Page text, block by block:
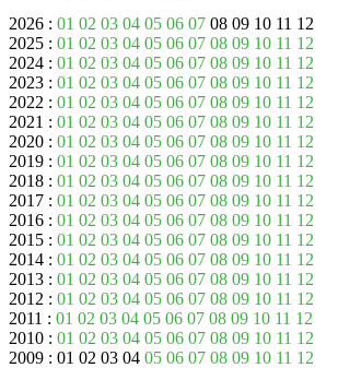
2026 : 01 02 03 04 05 06 07 08 09 10 11 12
2025 : 01 02 03 04 05 06 07 08 09 10 11 12
2024 : 01 02 03 04 05 06 07 08 09 10 11 12
2023 : 01 02 03 04 05 06 07 08 09 10 11 12
2022 : 01 02 03 04 05 06 07 08 09 10 11 12
2021 : 01 02 03 04 05 06 07 08 09 10 11 12
2020 : 01 02 03 04 05 06 07 08 09 10 11 12
2019 : 01 02 03 04 05 06 07 08 09 10 11 12
2018 : 01 02 03 04 05 06 07 08 09 10 11 12
2017 : 01 02 03 04 05 06 07 08 09 10 11 12
2016 : 01 02 03 04 05 06 07 08 09 10 11 12
2015 : 01 02 03 04 05 06 07 08 09 10 11 12
2014 : 01 02 03 04 05 06 07 08 09 10 11 12
2013 : 01 02 03 04 05 06 07 08 09 10 11 12
2012 : 01 02 03 04 05 06 07 08 09 10 11 12
2011 : 01 02 03 04 05 06 07 08 09 10 11 12
2010 : 01 02 03 04 05 06 07 08 09 10 11 12
2009 : 01 02 03 04 05 06 07 08 09 10 11 12